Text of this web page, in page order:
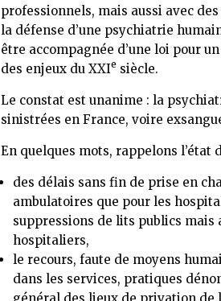
professionnels, mais aussi avec
la défense d’une psychiatrie
être accompagnée d’une loi pour
des enjeux du XXIe siècle.
Le constat est unanime : la
sinistrées en France, voire
En quelques mots, rappelons l’état
des délais sans fin de prise en
ambulatoires que pour les
suppressions de lits publics mais
hospitaliers,
le recours, faute de moyens
dans les services, pratiques
général des lieux de privation de